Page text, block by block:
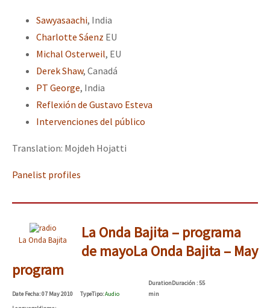
Sawyasaachi, India
Charlotte Sáenz EU
Michal Osterweil, EU
Derek Shaw, Canadá
PT George, India
Reflexión de Gustavo Esteva
Intervenciones del público
Translation: Mojdeh Hojatti
Panelist profiles
La Onda Bajita
La Onda Bajita – programa
de mayoLa Onda Bajita – May
program
DateFecha: 07 May 2010 TypeTipo:Audio
DurationDuración: 55
min